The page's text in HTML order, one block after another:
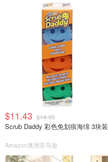
$11.43 $14.95
Scrub Daddy 彩色免划痕海绵 3块装
Amazon澳洲亚马逊